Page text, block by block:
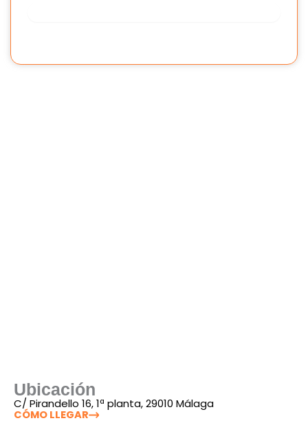
Ubicación
C/ Pirandello 16, 1ª planta, 29010 Málaga
CÓMO LLEGAR